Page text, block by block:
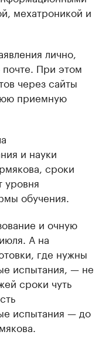
мехатроникой и
лично,
почте. При этом
через сайты
приемную
и науки
сроки
уровня
обучения.
и очную
А на
где нужны
испытания, — не
сроки чуть
испытания — до